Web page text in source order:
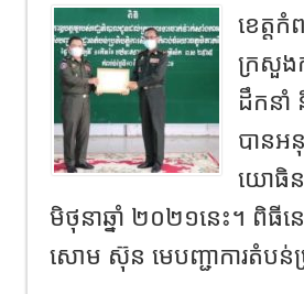
ខេត្ត
ក្រសួង
ដឹកនាំ
បាន​អ
យោធិន
មិថុនា​ឆ្នាំ ២០២១​នេះ។ ពិធី
សោម ស៊ុន មេបញ្ជាការ​តំបន់​